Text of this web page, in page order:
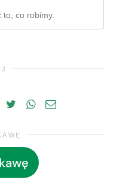
to, co robimy.